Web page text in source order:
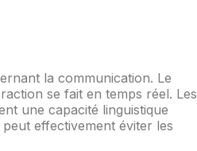
la communication. Le
se fait en temps réel. Les
une capacité linguistique
effectivement éviter les